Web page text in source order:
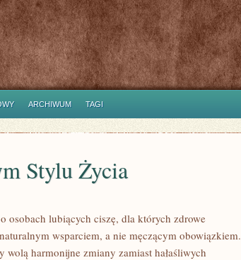
ARCHIWUM TAGI
Stylu Życia
osobach lubiących ciszę, dla których zdrowe
wsparciem, a nie męczącym obowiązkiem.
harmonijne zmiany zamiast hałaśliwych